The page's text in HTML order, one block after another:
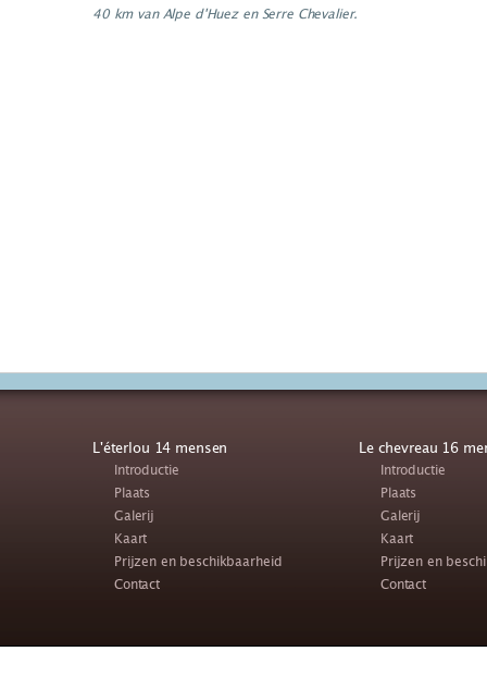
40 km van Alpe d'Huez en Serre Chevalier.
L'éterlou 14 mensen
Introductie
Plaats
Galerij
Kaart
Prijzen en beschikbaarheid
Contact
Le chevreau 16
Introductie
Plaats
Galerij
Kaart
Prijzen en
Contact